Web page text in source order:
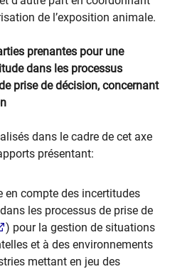
de l’exposition animale.
prenantes pour une
dans les processus
prise de décision, concernant
dans le cadre de cet axe
présentant:
en compte des incertitudes
les processus de prise de
) pour la gestion de situations
et à des environnements
mettant en jeu des